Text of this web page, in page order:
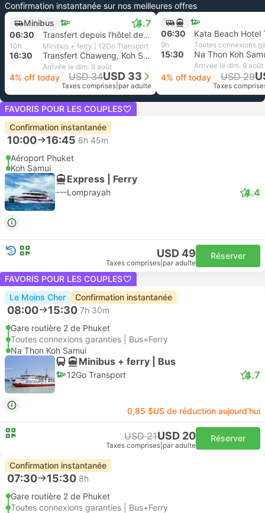
Confirmation instantanée sur nos meilleures offres
Minibus
4.7
06:30 Transfert depuis l'hôtel de Patong Beach, Phuket
10h Minibus + ferry | 12Go Transport
16:30 Transfert Chaweng, Koh Samui
Arrivée le dim. 9 août
4% off today USD 34USD 33
Taxes comprises par adulte
06:30
9h Toutes connexions
15:30 Na Thon Koh
Arrivée le dim. 9 août
4% off today USD 29
Taxes
FAVORIS POUR LES COUPLES
Confirmation instantanée
10:00 16:45 6h 45m
Aéroport Phuket
Koh Samui
Express | Ferry
Lomprayah 4.4
USD 49
Taxes comprises par adulte
Réserver
FAVORIS POUR LES COUPLES
Le Moins Cher
Confirmation instantanée
08:00 15:30 7h 30m
Gare routière 2 de Phuket
Toutes connexions garanties | Bus+Ferry
Na Thon Koh Samui
Minibus + ferry | Bus
12Go Transport 4.7
0,85 $US de réduction aujourd’hui
USD 21USD 20
Taxes comprises par adulte
Réserver
Confirmation instantanée
07:30 15:30 8h
Gare routière 2 de Phuket
Toutes connexions garanties | Bus+Ferry